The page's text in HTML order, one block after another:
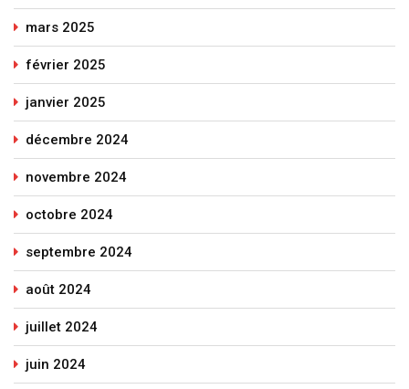
mars 2025
février 2025
janvier 2025
décembre 2024
novembre 2024
octobre 2024
septembre 2024
août 2024
juillet 2024
juin 2024